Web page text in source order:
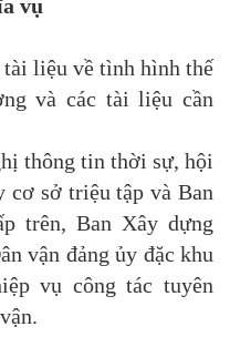
vụ
liệu về tình hình thế
và các tài liệu cần
thông tin thời sự, hội
cơ sở triệu tập và Ban
trên, Ban Xây dựng
vận đảng ủy đặc khu
vụ công tác tuyên